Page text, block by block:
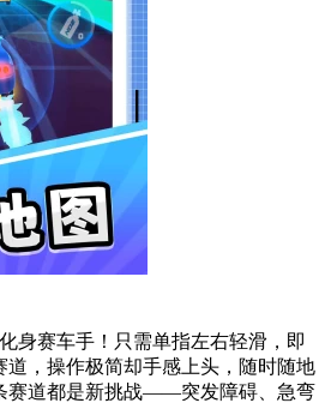
身赛车手！只需单指左右轻滑，即
道，操作极简却手感上头，随时随地
赛道都是新挑战——突发障碍、急弯